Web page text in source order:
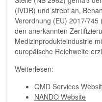
(IVDR) und strebt an,
Verordnung (EU) 2017/
den anerkannten
Medizinprodukteindustrie
europäische Reichweite
Weiterlesen:
QMD Services
NANDO Website